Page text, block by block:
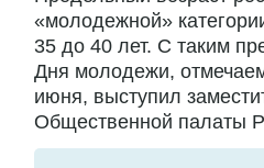
«молодежной»
35 до 40 лет. С таким
Дня молодежи,
июня, выступил
Общественной палаты